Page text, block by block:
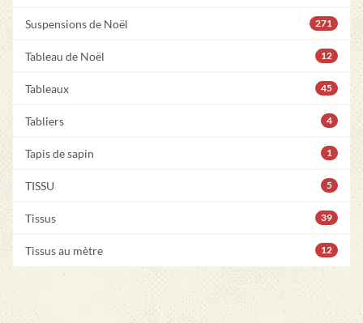
Suspensions de Noël 271
Tableau de Noël 12
Tableaux 45
Tabliers 4
Tapis de sapin 1
TISSU 5
Tissus 39
Tissus au mètre 12